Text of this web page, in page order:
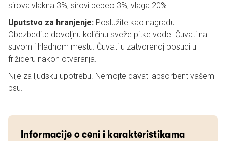
sirova vlakna 3%, sirovi pepeo 3%, vlaga 20%.
Uputstvo za hranjenje: Poslužite kao nagradu.
Obezbedite dovoljnu količinu sveže pitke vode. Čuvati na
suvom i hladnom mestu. Čuvati u zatvorenoj posudi u
frižideru nakon otvaranja.
Nije za ljudsku upotrebu. Nemojte davati apsorbent vašem
psu.
Informacije o ceni i karakteristikama